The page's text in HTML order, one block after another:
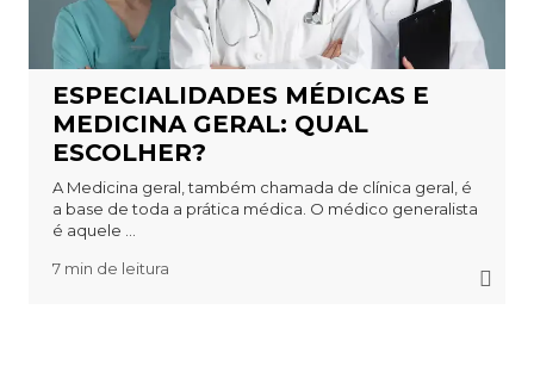
ESPECIALIDADES MÉDICAS E
MEDICINA GERAL: QUAL
ESCOLHER?
A Medicina geral, também chamada de clínica geral, é
a base de toda a prática médica. O médico generalista
é aquele ...
7 min de leitura